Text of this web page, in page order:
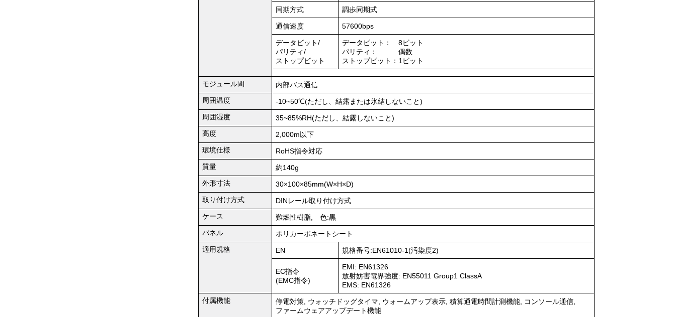
同期方式 調歩同期式
通信速度 57600bps
データビット/
パリティ/
ストップビット
データビット： 8ビット
パリティ： 偶数
ストップビット：1ビット
モジュール間
内部バス通信
周囲温度
-10~50℃(ただし、結露または氷結しないこと)
周囲湿度
35~85%RH(ただし、結露しないこと)
高度
2,000m以下
環境仕様
RoHS指令対応
質量
約140g
外形寸法
30×100×85mm(W×H×D)
取り付け方式
DINレール取り付け方式
ケース
難燃性樹脂, 色:黒
パネル
ポリカーボネートシート
適用規格
EN 規格番号:EN61010-1(汚染度2)
EC指令
(EMC指令)
EMI: EN61326
放射妨害電界強度: EN55011 Group1 ClassA
EMS: EN61326
付属機能
停電対策, ウォッチドッグタイマ, ウォームアップ表示, 積算通電時間計測機能, コンソール通信,
ファームウェアアップデート機能